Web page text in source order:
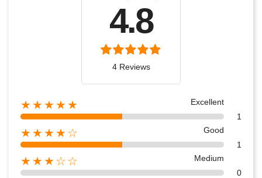
4.8
4 Reviews
★★★★★
Excellent
1
★★★★☆
Good
1
★★★☆☆
Medium
0